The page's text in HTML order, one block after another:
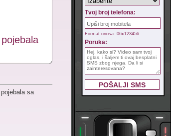
sa
Tvoj broj telefona:
Format unosa: 06x123456
Poruka: